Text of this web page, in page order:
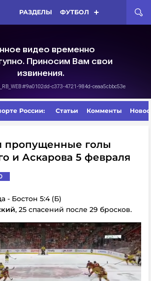
РАЗДЕЛЫ ФУТБОЛ
России: Статьи Комменты
пропущенные голы
и Аскарова 5 февраля
- Бостон 5:4 (Б)
, 25 спасений после 29 бросков.